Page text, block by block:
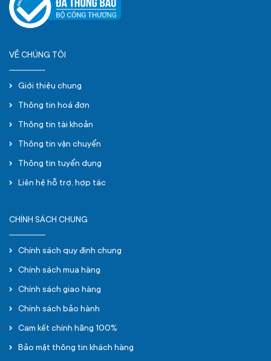
VỀ CHÚNG TÔI
Giới thiệu chung
Thông tin hoá đơn
Thông tin tài khoản
Thông tin vận chuyển
Thông tin tuyển dụng
Liên hệ hỗ trợ, hợp tác
CHÍNH SÁCH CHUNG
Chính sách quy định chung
Chính sách mua hàng
Chính sách giao hàng
Chính sách bảo hành
Cam kết chính hãng 100%
Bảo mật thông tin khách hàng